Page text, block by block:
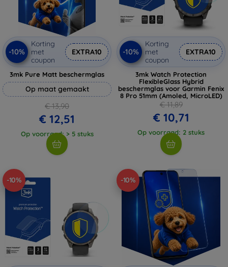
-10%
Korting
met
coupon
EXTRA10
3mk Pure Matt beschermglas
Op maat gemaakt
€ 13,90
€ 12,51
Op voorraad: > 5 stuks
-10%
Korting
met
coupon
EXTRA10
3mk Watch Protection
FlexibleGlass Hybrid
beschermglas voor Garmin Fenix
8 Pro 51mm (Amoled, MicroLED)
€ 11,89
€ 10,71
Op voorraad: 2 stuks
-10% -10%